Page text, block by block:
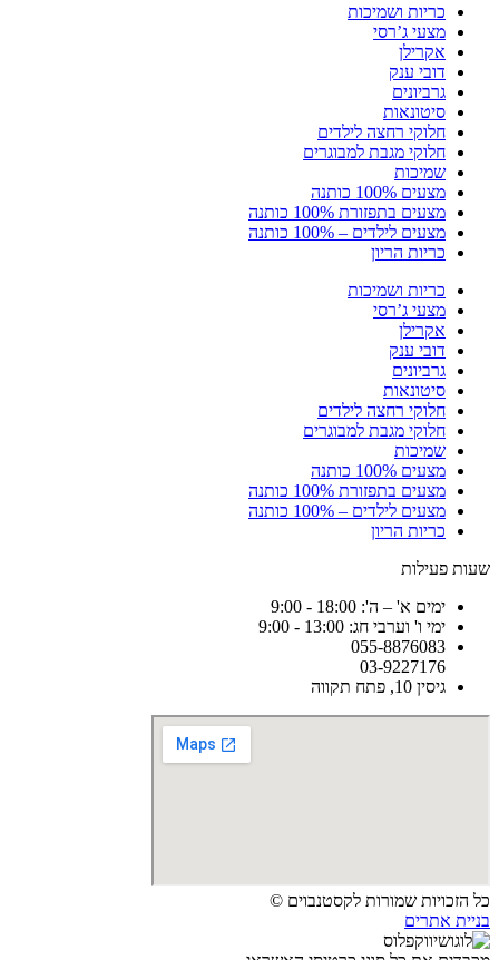
כריות ושמיכות
מצעי ג’רסי
אקרילן
דובי ענק
גרביונים
סיטונאות
חלוקי רחצה לילדים
חלוקי מגבת למבוגרים
שמיכות
מצעים 100% כותנה
מצעים בתפזורת 100% כותנה
מצעים לילדים – 100% כותנה
כריות הריון
כריות ושמיכות
מצעי ג’רסי
אקרילן
דובי ענק
גרביונים
סיטונאות
חלוקי רחצה לילדים
חלוקי מגבת למבוגרים
שמיכות
מצעים 100% כותנה
מצעים בתפזורת 100% כותנה
מצעים לילדים – 100% כותנה
כריות הריון
שעות פעילות
ימים א' – ה': 18:00 - 9:00
ימי ו' וערבי חג: 13:00 - 9:00
055-8876083
03-9227176
גיסין 10, פתח תקווה
כל הזכויות שמורות לקסטנבוים ©
בניית אתרים